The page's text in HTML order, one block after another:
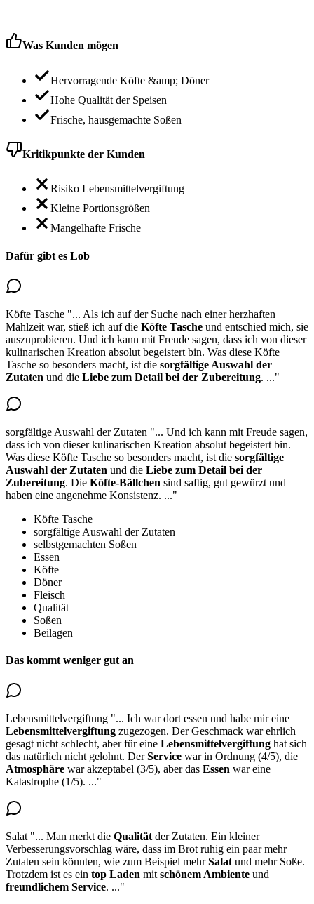
Was Kunden mögen
Hervorragende Köfte &amp; Döner
Hohe Qualität der Speisen
Frische, hausgemachte Soßen
Kritikpunkte der Kunden
Risiko Lebensmittelvergiftung
Kleine Portionsgrößen
Mangelhafte Frische
Dafür gibt es Lob
Köfte Tasche "... Als ich auf der Suche nach einer herzhaften
Mahlzeit war, stieß ich auf die Köfte Tasche und entschied mich, sie
auszuprobieren. Und ich kann mit Freude sagen, dass ich von dieser
kulinarischen Kreation absolut begeistert bin. Was diese Köfte
Tasche so besonders macht, ist die sorgfältige Auswahl der
Zutaten und die Liebe zum Detail bei der Zubereitung. ..."
sorgfältige Auswahl der Zutaten "... Und ich kann mit Freude sagen,
dass ich von dieser kulinarischen Kreation absolut begeistert bin.
Was diese Köfte Tasche so besonders macht, ist die sorgfältige
Auswahl der Zutaten und die Liebe zum Detail bei der
Zubereitung. Die Köfte-Bällchen sind saftig, gut gewürzt und
haben eine angenehme Konsistenz. ..."
Köfte Tasche
sorgfältige Auswahl der Zutaten
selbstgemachten Soßen
Essen
Köfte
Döner
Fleisch
Qualität
Soßen
Beilagen
Das kommt weniger gut an
Lebensmittelvergiftung "... Ich war dort essen und habe mir eine
Lebensmittelvergiftung zugezogen. Der Geschmack war ehrlich
gesagt nicht schlecht, aberfür eine Lebensmittelvergiftung hat sich
das natürlich nicht gelohnt. DerService war in Ordnung (4/5), die
Atmosphäre war akzeptabel (3/5), aber das Essen war eine
Katastrophe (1/5). ..."
Salat "... Man merkt die Qualität der Zutaten. Ein kleiner
Verbesserungsvorschlag wäre, dass im Brot ruhig ein paar mehr
Zutaten sein könnten, wie zum Beispiel mehrSalat und mehr Soße.
Trotzdem ist es ein top Laden mit schönem Ambiente und
freundlichem Service. ..."